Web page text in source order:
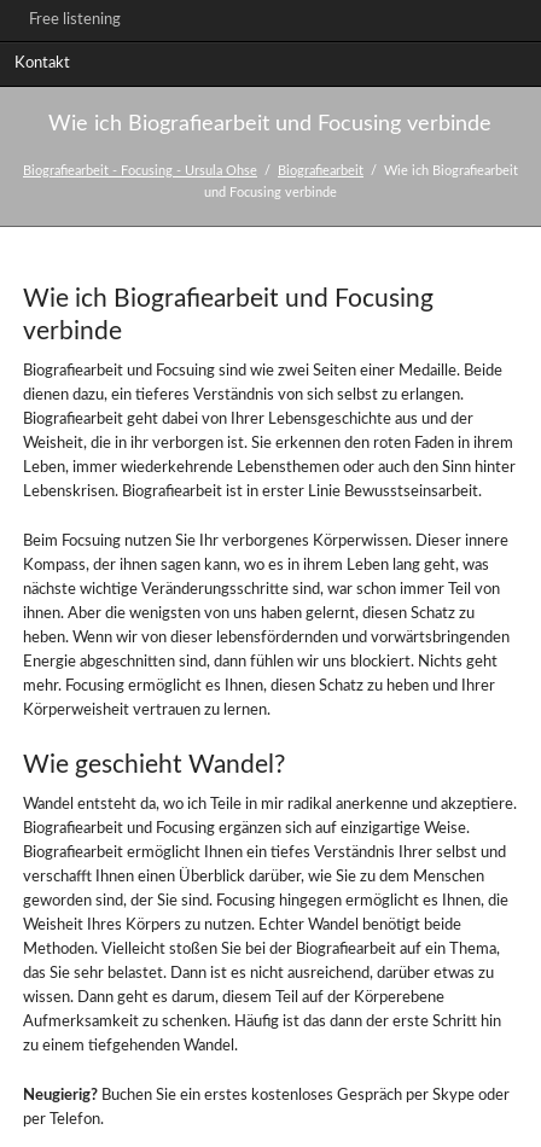
Free listening
Kontakt
Wie ich Biografiearbeit und Focusing verbinde
Biografiearbeit - Focusing - Ursula Ohse Biografiearbeit
Wie ich Biografiearbeit
und Focusing verbinde
Wie ich Biografiearbeit und Focusing
verbinde
Biografiearbeit und Focsuing sind wie zwei Seiten einer Medaille. Beide
dienen dazu, ein tieferes Verständnis von sich selbst zu erlangen.
Biografiearbeit geht dabei von Ihrer Lebensgeschichte aus und der
Weisheit, die in ihr verborgen ist. Sie erkennen den roten Faden in ihrem
Leben, immer wiederkehrende Lebensthemen oder auch den Sinn hinter
Lebenskrisen. Biografiearbeit ist in erster Linie Bewusstseinsarbeit.
Beim Focsuing nutzen Sie Ihr verborgenes Körperwissen. Dieser innere
Kompass, der ihnen sagen kann, wo es in ihrem Leben lang geht, was
nächste wichtige Veränderungsschritte sind, war schon immer Teil von
ihnen. Aber die wenigsten von uns haben gelernt, diesen Schatz zu
heben. Wenn wir von dieser lebensfördernden und vorwärtsbringenden
Energie abgeschnitten sind, dann fühlen wir uns blockiert. Nichts geht
mehr. Focusing ermöglicht es Ihnen, diesen Schatz zu heben und Ihrer
Körperweisheit vertrauen zu lernen.
Wie geschieht Wandel?
Wandel entsteht da, wo ich Teile in mir radikal anerkenne und akzeptiere.
Biografiearbeit und Focusing ergänzen sich auf einzigartige Weise.
Biografiearbeit ermöglicht Ihnen ein tiefes Verständnis Ihrer selbst und
verschafft Ihnen einen Überblick darüber, wie Sie zu dem Menschen
geworden sind, der Sie sind. Focusing hingegen ermöglicht es Ihnen, die
Weisheit Ihres Körpers zu nutzen. Echter Wandel benötigt beide
Methoden. Vielleicht stoßen Sie bei der Biografiearbeit auf ein Thema,
das Sie sehr belastet. Dann ist es nicht ausreichend, darüber etwas zu
wissen. Dann geht es darum, diesem Teil auf der Körperebene
Aufmerksamkeit zu schenken. Häufig ist das dann der erste Schritt hin
zu einem tiefgehenden Wandel.
Neugierig?Buchen Sie ein erstes kostenloses Gespräch per Skype oder
per Telefon.